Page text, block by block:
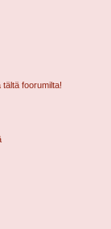
foorumilta!